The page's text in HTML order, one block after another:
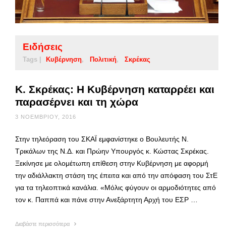
Ειδήσεις
Tags | Κυβέρνηση Πολιτική Σκρέκας
Κ. Σκρέκας: Η Κυβέρνηση καταρρέει και
παρασέρνει και τη χώρα
3 ΝΟΕΜΒΡΊΟΥ, 2016
Στην τηλεόραση του ΣΚΑΪ εμφανίστηκε ο Βουλευτής Ν.
Τρικάλων της Ν.Δ. και Πρώην Υπουργός κ. Κώστας Σκρέκας.
Ξεκίνησε με ολομέτωπη επίθεση στην Κυβέρνηση με αφορμή
την αδιάλλακτη στάση της έπειτα και από την απόφαση του ΣτΕ
για τα τηλεοπτικά κανάλια. «Μόλις φύγουν οι αρμοδιότητες από
τον κ. Παππά και πάνε στην Ανεξάρτητη Αρχή του ΕΣΡ …
Διαβάστε περισσότερα